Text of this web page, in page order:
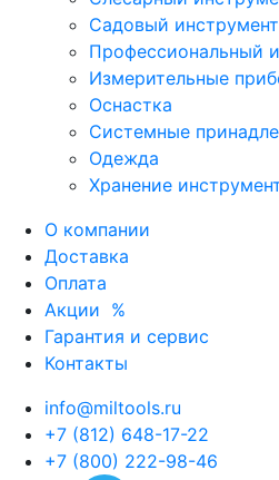
Садовый инструмент
Профессиональный
Измерительные
Оснастка
Системные
Одежда
Хранение
О компании
Доставка
Оплата
Акции %
Гарантия и сервис
Контакты
info@miltools.ru
+7 (812) 648-17-22
+7 (800) 222-98-46